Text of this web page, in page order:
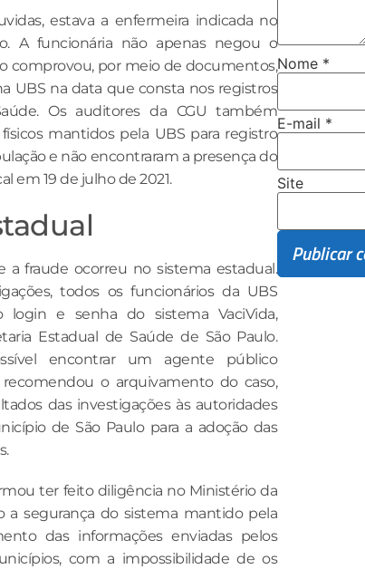
estava a enfermeira indicada no
A funcionária não apenas negou o
comprovou, por meio de documentos,
UBS na data que consta nos registros
Os auditores da CGU também
mantidos pela UBS para registro
e não encontraram a presença do
em 19 de julho de 2021.
a fraude ocorreu no sistema estadual.
todos os funcionários da UBS
login e senha do sistema VaciVida,
Estadual de Saúde de São Paulo.
encontrar um agente público
recomendou o arquivamento do caso,
das investigações às autoridades
de São Paulo para a adoção das
ter feito diligência no Ministério da
a segurança do sistema mantido pela
das informações enviadas pelos
com a impossibilidade de os
Nome *
E-mail *
Site